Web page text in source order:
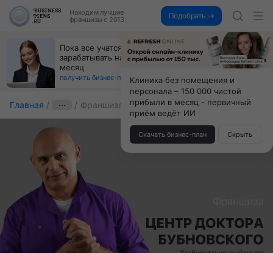
Находим лучшие
франшизы с 2013
Подобрать →
Открой студию, где не колют и не режут,
а делают массаж лица руками и в первый же год
получи 4.5 млн
получить бизнес-план ↓
Главная ··· Франшиза Центр доктора Бубновского
Клиника без помещения и
персонала – 150 000 чистой
прибыли в месяц - первичный
приём ведёт ИИ
Скачать бизнес-план Скрыть